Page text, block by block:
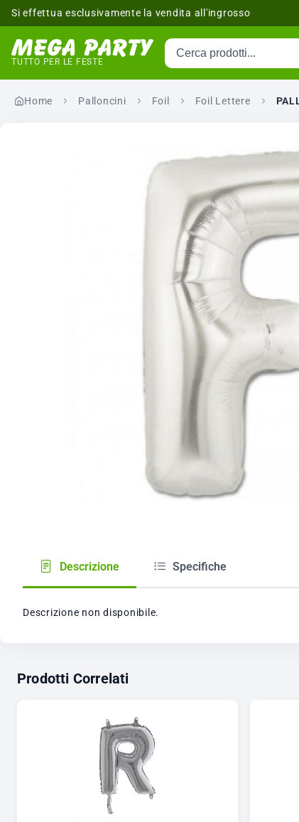
Si effettua esclusivamente la vendita all'ingrosso
TUTTO PER LE FESTE
Cerca prodotti
Home Palloncini Foil Foil Lettere
Descrizione Specifiche
Descrizione non disponibile.
Prodotti Correlati